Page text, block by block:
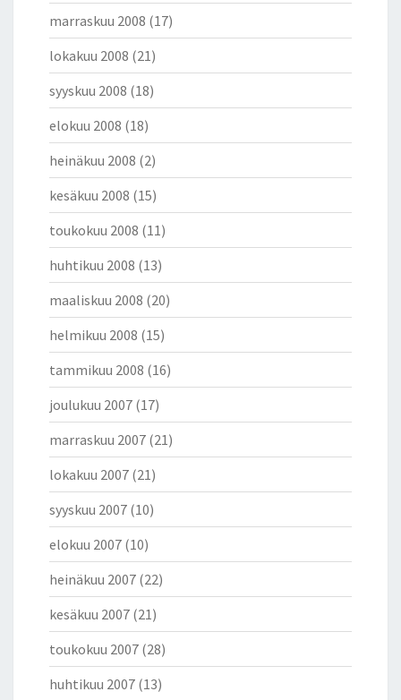
marraskuu 2008 (17)
lokakuu 2008 (21)
syyskuu 2008 (18)
elokuu 2008 (18)
heinäkuu 2008 (2)
kesäkuu 2008 (15)
toukokuu 2008 (11)
huhtikuu 2008 (13)
maaliskuu 2008 (20)
helmikuu 2008 (15)
tammikuu 2008 (16)
joulukuu 2007 (17)
marraskuu 2007 (21)
lokakuu 2007 (21)
syyskuu 2007 (10)
elokuu 2007 (10)
heinäkuu 2007 (22)
kesäkuu 2007 (21)
toukokuu 2007 (28)
huhtikuu 2007 (13)